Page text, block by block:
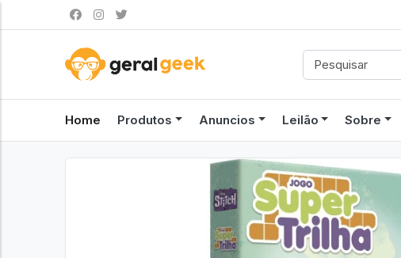
Home Produtos Anuncios Leilão Sobre